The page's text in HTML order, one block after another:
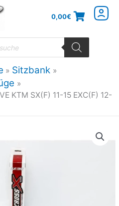
0,00€
Sitzbank
KTM SX(F) 11-15 EXC(F) 12-